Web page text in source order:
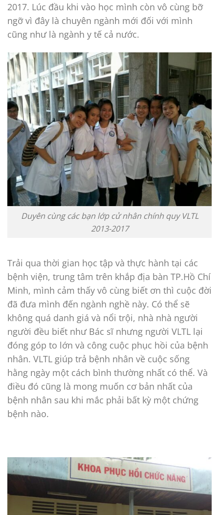
2017. Lúc đầu khi vào học mình còn vô cùng bỡ
ngỡ vì đây là chuyên ngành mới đối với mình
cũng như là ngành y tế cả nước.
Duyên cùng các bạn lớp cử nhân chính quy VLTL
2013-2017
Trải qua thời gian học tập và thực hành tại các
bệnh viện, trung tâm trên khắp địa bàn TP.Hồ Chí
Minh, mình cảm thấy vô cùng biết ơn thì cuộc đời
đã đưa mình đến ngành nghề này. Có thể sẽ
không quá danh giá và nổi trội, nhà nhà người
người đều biết như Bác sĩ nhưng người VLTL lại
đóng góp to lớn và công cuộc phục hồi của bệnh
nhân. VLTL giúp trả bệnh nhân về cuộc sống
hằng ngày một cách bình thường nhất có thể. Và
điều đó cũng là mong muốn cơ bản nhất của
bệnh nhân sau khi mắc phải bất kỳ một chứng
bệnh nào.